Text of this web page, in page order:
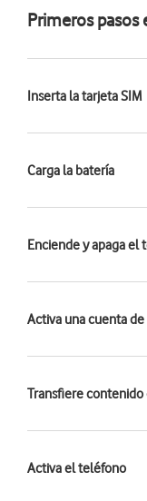
Primeros
Inserta la tarjeta SIM
Carga la batería
Enciende y apaga el
Activa una cuenta
Transfiere
Activa el teléfono